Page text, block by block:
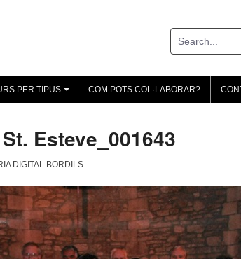
+
PER TIPUS COM POTS COL·LABORAR?
Esteve_001643
DIGITAL BORDILS